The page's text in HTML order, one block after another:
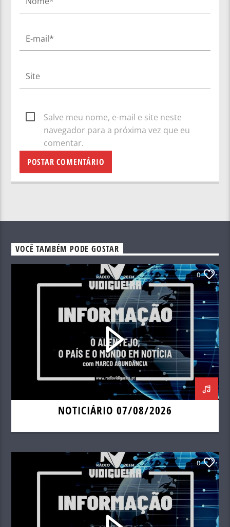
Salve meu nome, e-mail e site neste
navegador para a próxima vez que eu
comentar.
VOCÊ TAMBÉM PODE GOSTAR
0
NOTICIÁRIO 07/08/2026
0